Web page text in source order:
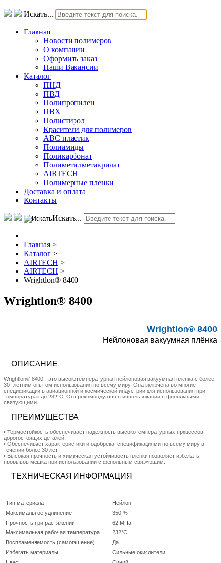
Искать...
Главная
Новости полимеров
О компании
Оформить заказ
Наши Вакансии
Каталог
ПНД
ПВД
Полипропилен
ПВХ
Полистирол
Красители для полимеров
АВС пластик
Полиамиды
Поликарбонат
Полиметилметакрилат
AIRTECH
Полимерные пленки
Доставка и оплата
Контакты
Искать...
Главная >
Каталог >
AIRTECH >
AIRTECH >
Wrightlon® 8400
Wrightlon® 8400
Wrightlon® 8400
Нейлоновая вакуумная плёнка
ОПИСАНИЕ
Wrightlon® 8400 - это высокотемпературная нейлоновая вакуумная плёнка с более
30- летним опытом использования по всему миру. Она включена во многие
спецификации в авиационной и космической индустрии для использования при
температурах до 232°C. Она рекомендуется в использовании с фенольными
связующими.
ПРЕИМУЩЕСТВА
• Термостойкость обеспечивает надежность высокотемпературных процессов
дорогостоящих деталей.
• Обеспечивает характеристики и одобрена спецификациями по всему миру в
течении более 30 лет.
• Высокая прочность и химическая устойчивость пленки позволяет избежать
прорывов мешка при использовании с фенольным связующим.
ТЕХНИЧЕСКАЯ ИНФОРМАЦИЯ
Тип материала
Нейлон
Максимальное удлинение
350 %
Прочность при растяжении
62 МПа
Максимальная рабочая температура
232°C
Воспламеняемость (самогашение)
Да
Избегать материалы
Сильные окислители